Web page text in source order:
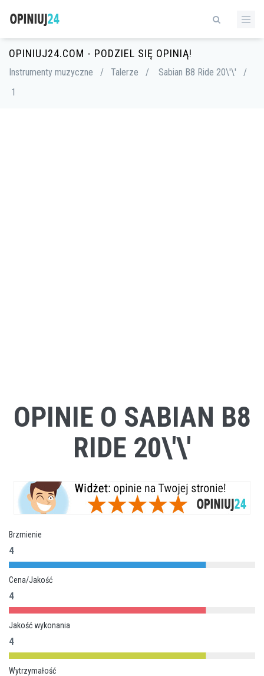
OPINIUJ24.COM - PODZIEL SIĘ OPINIĄ!
Instrumenty muzyczne / Talerze / Sabian B8 Ride 20\'\'
/
1
OPINIE O SABIAN B8
RIDE 20\'\'
Brzmienie
4
Cena/Jakość
4
Jakość wykonania
4
Wytrzymałość